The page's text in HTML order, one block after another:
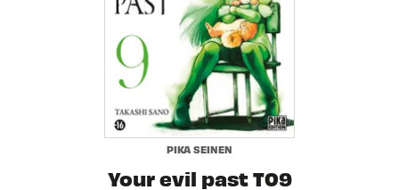
PIKA SEINEN
Your evil past T09